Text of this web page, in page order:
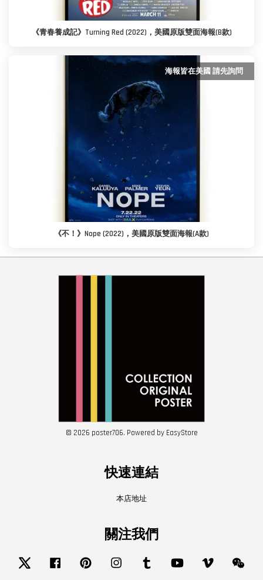
《青春養成記》Turning Red (2022)，美國原版雙面海報(B款)
海報皆在美國 請先詢問
《不！》Nope (2022)，美國原版雙面海報(A款)
© 2026 poster706. Powered by EasyStore
快速連結
本店地址
關注我們
Twitter Facebook Pinterest Instagram Tumblr YouTube Vimeo